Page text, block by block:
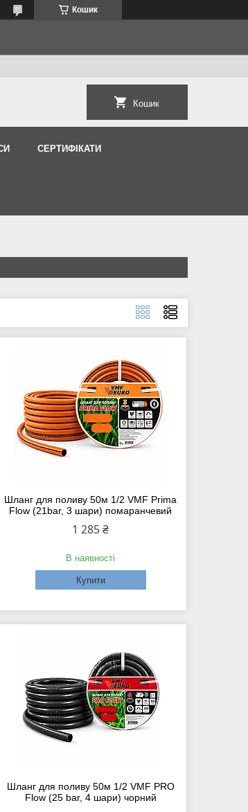
Кошик
Кошик
СЕРТИФІКАТИ
Шланг для поливу 50м 1/2 VMF Prima
Flow (21bar, 3 шари) помаранчевий
1 285 ₴
В наявності
Купити
Шланг для поливу 50м 1/2 VMF PRO
Flow (25 bar, 4 шари) чорний